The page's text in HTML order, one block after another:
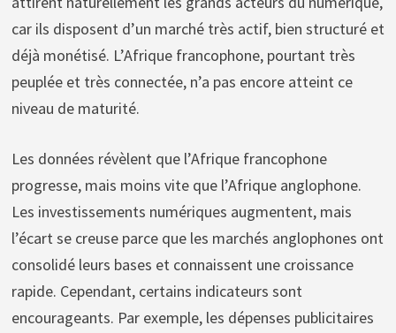
car ils disposent d’un marché très actif, bien structuré et
déjà monétisé. L’Afrique francophone, pourtant très
peuplée et très connectée, n’a pas encore atteint ce
niveau de maturité.
Les données révèlent que l’Afrique francophone
progresse, mais moins vite que l’Afrique anglophone.
Les investissements numériques augmentent, mais
l’écart se creuse parce que les marchés anglophones ont
consolidé leurs bases et connaissent une croissance
rapide. Cependant, certains indicateurs sont
encourageants. Par exemple, les dépenses publicitaires